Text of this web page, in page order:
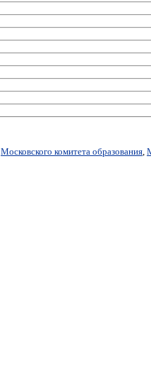
Московского комитета образования,